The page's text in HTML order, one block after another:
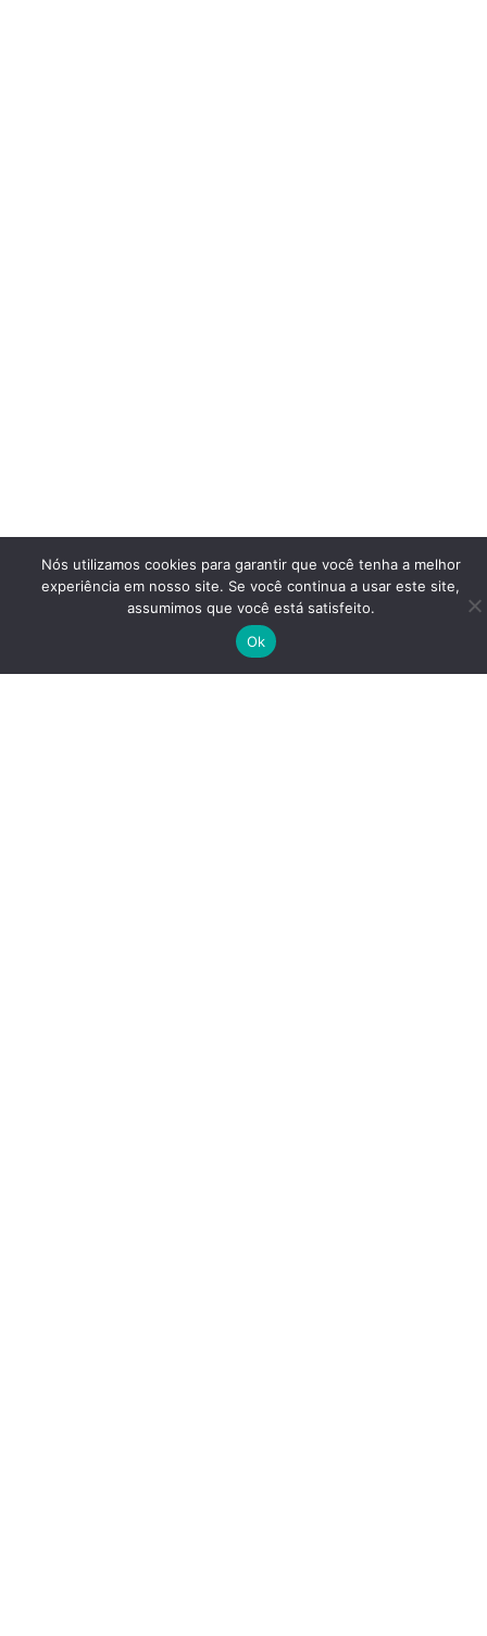
Nós utilizamos cookies para garantir que você tenha a melhor
experiência em nosso site. Se você continua a usar este site,
assumimos que você está satisfeito.
Ok